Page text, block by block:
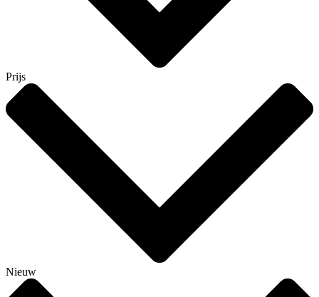
Prijs
Nieuw